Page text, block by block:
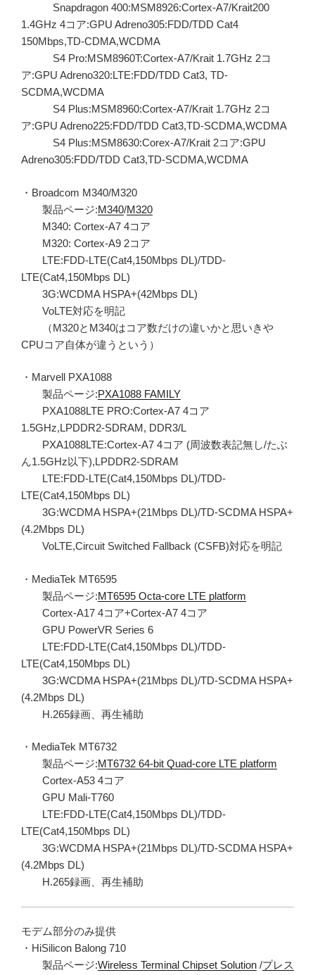
Snapdragon 400:MSM8926:Cortex-A7/Krait200
1.4GHz 4コア:GPU Adreno305:FDD/TDD Cat4
150Mbps,TD-CDMA,WCDMA
S4 Pro:MSM8960T:Cortex-A7/Krait 1.7GHz 2コ
ア:GPU Adreno320:LTE:FDD/TDD Cat3, TD-
SCDMA,WCDMA
S4 Plus:MSM8960:Cortex-A7/Krait 1.7GHz 2コ
ア:GPU Adreno225:FDD/TDD Cat3,TD-SCDMA,WCDMA
S4 Plus:MSM8630:Corex-A7/Krait 2コア:GPU
Adreno305:FDD/TDD Cat3,TD-SCDMA,WCDMA
・Broadcom M340/M320
製品ページ:M340/M320
M340: Cortex-A7 4コア
M320: Cortex-A9 2コア
LTE:FDD-LTE(Cat4,150Mbps DL)/TDD-
LTE(Cat4,150Mbps DL)
3G:WCDMA HSPA+(42Mbps DL)
VoLTE対応を明記
（M320とM340はコア数だけの違いかと思いきや
CPUコア自体が違うという）
・Marvell PXA1088
製品ページ:PXA1088 FAMILY
PXA1088LTE PRO:Cortex-A7 4コア
1.5GHz,LPDDR2-SDRAM, DDR3/L
PXA1088LTE:Cortex-A7 4コア (周波数表記無し/たぶ
ん1.5GHz以下),LPDDR2-SDRAM
LTE:FDD-LTE(Cat4,150Mbps DL)/TDD-
LTE(Cat4,150Mbps DL)
3G:WCDMA HSPA+(21Mbps DL)/TD-SCDMA HSPA+
(4.2Mbps DL)
VoLTE,Circuit Switched Fallback (CSFB)対応を明記
・MediaTek MT6595
製品ページ:MT6595 Octa-core LTE platform
Cortex-A17 4コア+Cortex-A7 4コア
GPU PowerVR Series 6
LTE:FDD-LTE(Cat4,150Mbps DL)/TDD-
LTE(Cat4,150Mbps DL)
3G:WCDMA HSPA+(21Mbps DL)/TD-SCDMA HSPA+
(4.2Mbps DL)
H.265録画、再生補助
・MediaTek MT6732
製品ページ:MT6732 64-bit Quad-core LTE platform
Cortex-A53 4コア
GPU Mali-T760
LTE:FDD-LTE(Cat4,150Mbps DL)/TDD-
LTE(Cat4,150Mbps DL)
3G:WCDMA HSPA+(21Mbps DL)/TD-SCDMA HSPA+
(4.2Mbps DL)
H.265録画、再生補助
モデム部分のみ提供
・HiSilicon Balong 710
製品ページ:Wireless Terminal Chipset Solution /プレス